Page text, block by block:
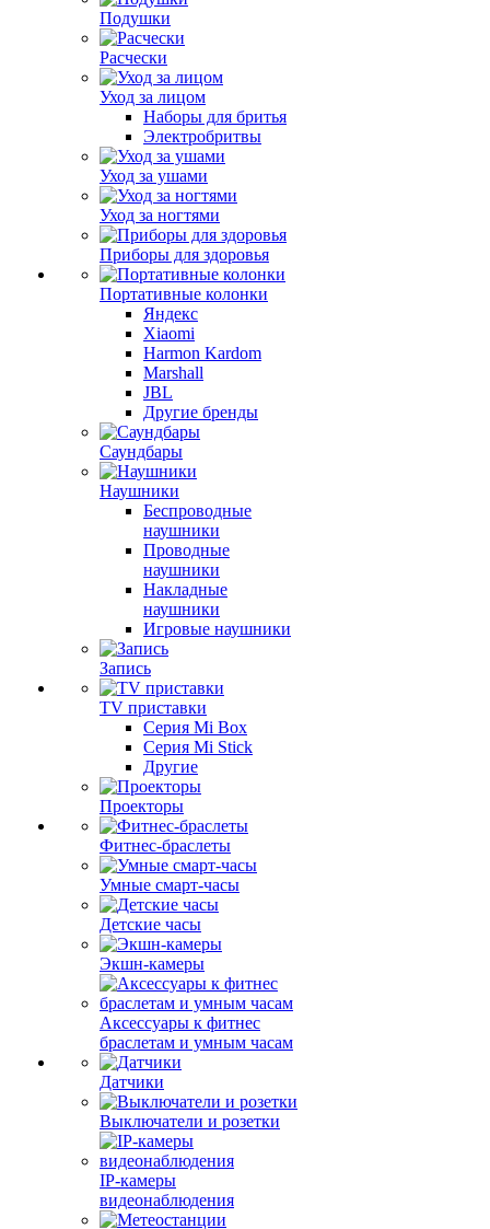
Подушки
Расчески
Уход за лицом
Наборы для бритья
Электробритвы
Уход за ушами
Уход за ногтями
Приборы для здоровья
Портативные колонки
Яндекс
Xiaomi
Harmon Kardom
Marshall
JBL
Другие бренды
Саундбары
Наушники
Беспроводные
наушники
Проводные
наушники
Накладные
наушники
Игровые наушники
Запись
TV приставки
Серия Mi Box
Серия Mi Stick
Другие
Проекторы
Фитнес-браслеты
Умные смарт-часы
Детские часы
Экшн-камеры
Аксессуары к фитнес
браслетам и умным часам
Датчики
Выключатели и розетки
IP-камеры
видеонаблюдения